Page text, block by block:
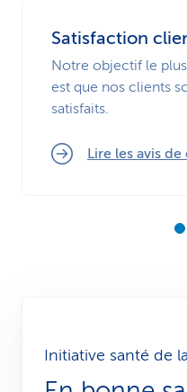
Satisfaction
Notre objectif le
est que nos clients
satisfaits.
Lire les avis
Initiative santé de